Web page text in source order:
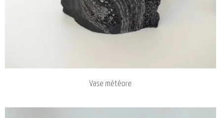
Vase météore